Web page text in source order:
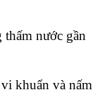
thấm nước gần
khuẩn và nấm